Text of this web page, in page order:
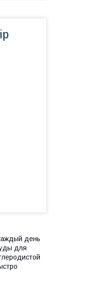
день
для